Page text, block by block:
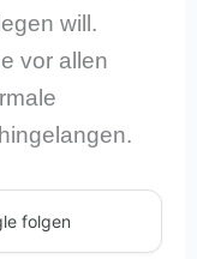
will.
vor allen
folgen